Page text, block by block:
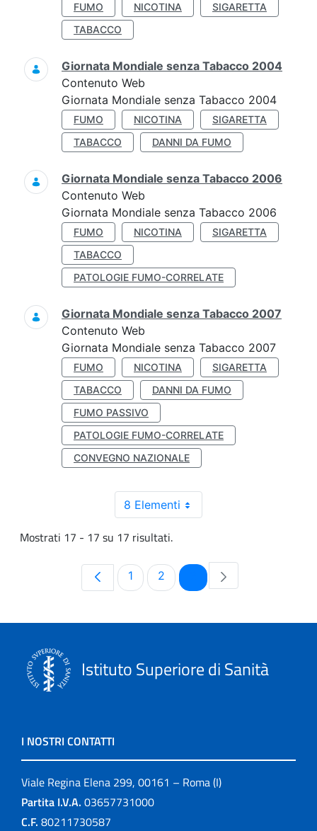
FUMO NICOTINA
SIGARETTA
TABACCO
Giornata Mondiale senza Tabacco 2004
Contenuto Web
Giornata Mondiale senza Tabacco 2004
FUMO NICOTINA
SIGARETTA
TABACCO
DANNI DA FUMO
Giornata Mondiale senza Tabacco 2006
Contenuto Web
Giornata Mondiale senza Tabacco 2006
FUMO NICOTINA
SIGARETTA
TABACCO
PATOLOGIE FUMO-CORRELATE
Giornata Mondiale senza Tabacco 2007
Contenuto Web
Giornata Mondiale senza Tabacco 2007
FUMO NICOTINA
SIGARETTA
TABACCO
DANNI DA FUMO
FUMO PASSIVO
PATOLOGIE FUMO-CORRELATE
CONVEGNO NAZIONALE
8 Elementi
Mostrati 17 - 17 su 17 risultati.
Pagina
1 Pagina
2 Pagina
Istituto Superiore di Sanità
I NOSTRI CONTATTI
Viale Regina Elena 299, 00161 – Roma (I)
Partita I.V.A. 03657731000
C.F. 80211730587